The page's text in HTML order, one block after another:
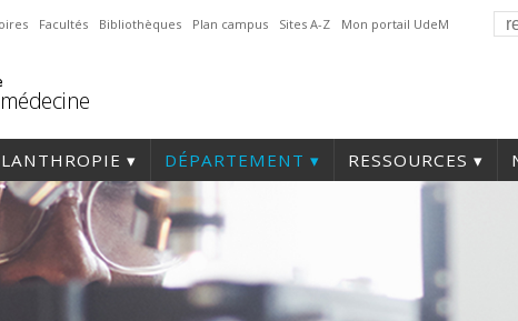
Facultés Bibliothèques Plan campus Sites A-Z Mon portail UdeM
DÉPARTEMENT RESSOURCES